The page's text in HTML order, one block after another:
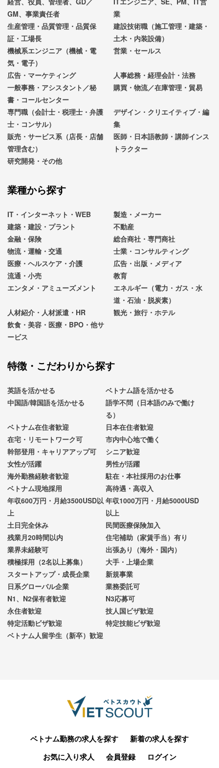
GM、事業責任者
業
生産管理・品質管理・品質保
証・工場長
建設技術職（施工管理・建築・
土木・内装設備）
機械系エンジニア（機械・電
気・電子）
営業・セールス
広告・マーケティング
人事総務・経理会計・法務
一般事務・アシスタント／秘
書・コールセンター
購買・物流／在庫管理・貿易
専門職（会計士・税理士・弁護
士・コンサル）
デザイン・クリエイティブ・編
集
販売・サービス系（店長・店舗
管理含む）
医師・日本語教師・講師インス
トラクター
研究開発・その他
業種から探す
IT・インターネット・WEB
製造・メーカー
建築・建設・プラント
不動産
金融・保険
総合商社・専門商社
物流・運輸・交通
士業・コンサルティング
医療・ヘルスケア・介護
広告・出版・メディア
流通・小売
教育
エンタメ・アミューズメント
エネルギー（電力・ガス・水
道・石油・脱炭素）
人材紹介・人材派遣・HR
観光・旅行・ホテル
飲食・美容・医療・BPO・他サ
ービス
特徴・こだわりから探す
英語を活かせる
ベトナム語を活かせる
中国語/韓国語を活かせる
語学不問（日本語のみで働け
る）
ベトナム在住者歓迎
日本在住者歓迎
在宅・リモートワーク可
市内中心地で働く
幹部登用・キャリアアップ可
シニア歓迎
女性が活躍
男性が活躍
海外勤務経験者歓迎
駐在・本社採用のお仕事
ベトナム現地採用
高待遇・高収入
年収600万円・月給3500USD以
上
年収1000万円・月給5000USD
以上
土日完全休み
民間医療保険加入
残業月20時間以内
住宅補助（家賃手当）有り
業界未経験可
出張あり（海外・国内）
積極採用（2名以上募集）
大手・上場企業
スタートアップ・成長企業
新規事業
日系グローバル企業
業務委託可
N1、N2保有者歓迎
N3応募可
永住者歓迎
技人国ビザ歓迎
特定活動ビザ歓迎
特定技能ビザ歓迎
ベトナム人留学生（新卒）歓迎
ベトナム勤務の求人を探す
新着の求人を探す
お気に入り求人
会員登録 ログイン